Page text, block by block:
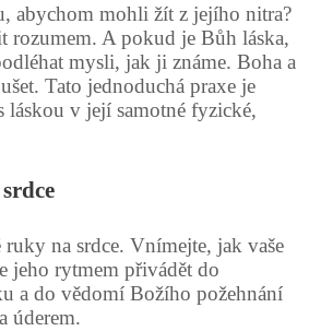
abychom mohli žít z jejího nitra?
rozumem. A pokud je Bůh láska,
mysli, jak ji známe. Boha a
Tato jednoduchá praxe je
láskou v její samotné fyzické,
na srdce. Vnímejte, jak vaše
jeho rytmem přivádět do
a do vědomí Božího požehnání
úderem.